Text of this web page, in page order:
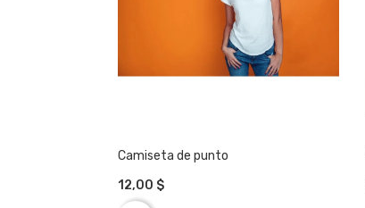
Camiseta de punto
12,00 $
AÑADIR A LA CESTA